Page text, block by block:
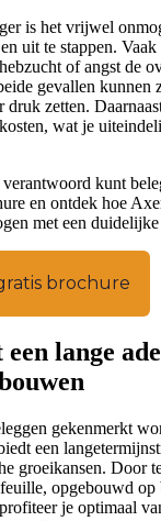
is het vrijwel
uit te stappen.
of angst de
gevallen kunnen
druk zetten.
wat je
kunt
en ontdek hoe
met een
brochure
een lange
gekenmerkt
een
groeikansen. Door
opgebouwd op
je optimaal